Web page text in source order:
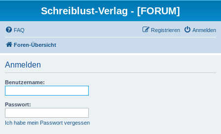
Schreiblust-Verlag - [FORUM]
FAQ Anmelden
Registrieren
Foren-Übersicht
Anmelden
Benutzername:
Passwort:
Ich habe mein Passwort vergessen